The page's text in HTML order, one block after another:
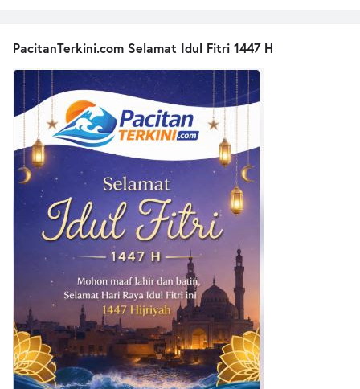
PacitanTerkini.com Selamat Idul Fitri 1447 H